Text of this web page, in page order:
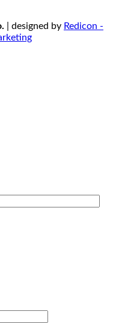
| designed by Redicon -